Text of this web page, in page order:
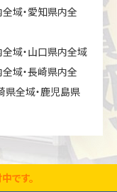
域・愛知県内全
域・山口県内全域
域・長崎県内全
県全域・鹿児島県
です。